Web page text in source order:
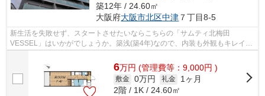
築12年 / 24.60㎡
大阪府大阪市北区中津 ７丁目8-5
新生活を失敗せず、スタートさせたいならこちらの「サムティ北梅田
VESSEL」はいかがでしょうか。築浅(築4年)なので、内装も外観もキレイ。
うれしいペット可物件。高速ネット回線でスト...
6万円 (管理費等：9,000円 )
敷金 0万円 礼金
1ヶ月
2階 / 1K / 24.60㎡